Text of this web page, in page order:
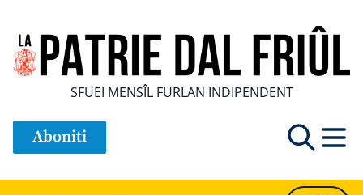
SFUEI MENSÎL FURLAN INDIPENDENT
Aboniti